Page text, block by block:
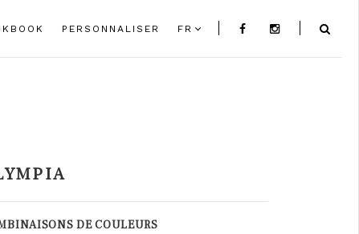
PERSONNALISER FR
DE COULEURS